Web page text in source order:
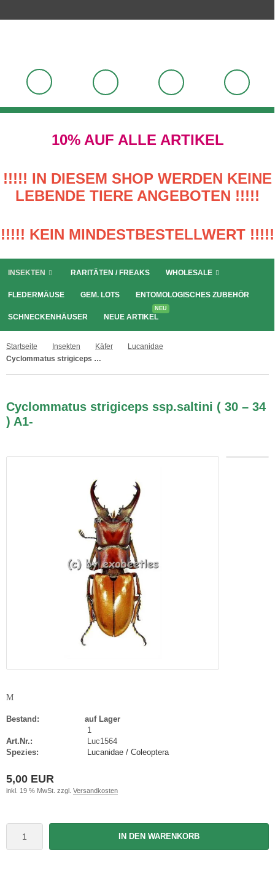
10% AUF ALLE ARTIKEL
!!!!! IN DIESEM SHOP WERDEN KEINE
LEBENDE TIERE ANGEBOTEN !!!!!
!!!!! KEIN MINDESTBESTELLWERT !!!!!
INSEKTEN RARITÄTEN / FREAKS WHOLESALE
FLEDERMÄUSE GEM. LOTS ENTOMOLOGISCHES ZUBEHÖR
SCHNECKENHÄUSER NEUE ARTIKEL
NEU
Startseite Insekten Käfer
Lucanidae
Cyclommatus strigiceps ssp.saltini ( 30 – 34 ) A1-
Cyclommatus strigiceps ssp.saltini ( 30 – 34
) A1-
M
Bestand:
auf Lager
1
Art.Nr.:
Luc1564
Spezies:
Lucanidae / Coleoptera
5,00 EUR
inkl. 19 % MwSt. zzgl. Versandkosten
IN DEN WARENKORB